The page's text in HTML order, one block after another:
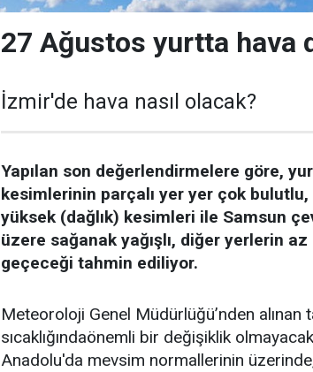
27 Ağustos yurtta hava
İzmir'de hava nasıl olacak?
Yapılan son değerlendirmelere göre,
kesimlerinin parçalı yer yer çok bulutlu,
yüksek (dağlık) kesimleri ile Samsun
üzere sağanak yağışlı, diğer yerlerin
geçeceği tahmin ediliyor.
Meteoroloji Genel Müdürlüğü’nden alınan
sıcaklığındaönemli bir değişiklik
Anadolu'da mevsim normallerinin